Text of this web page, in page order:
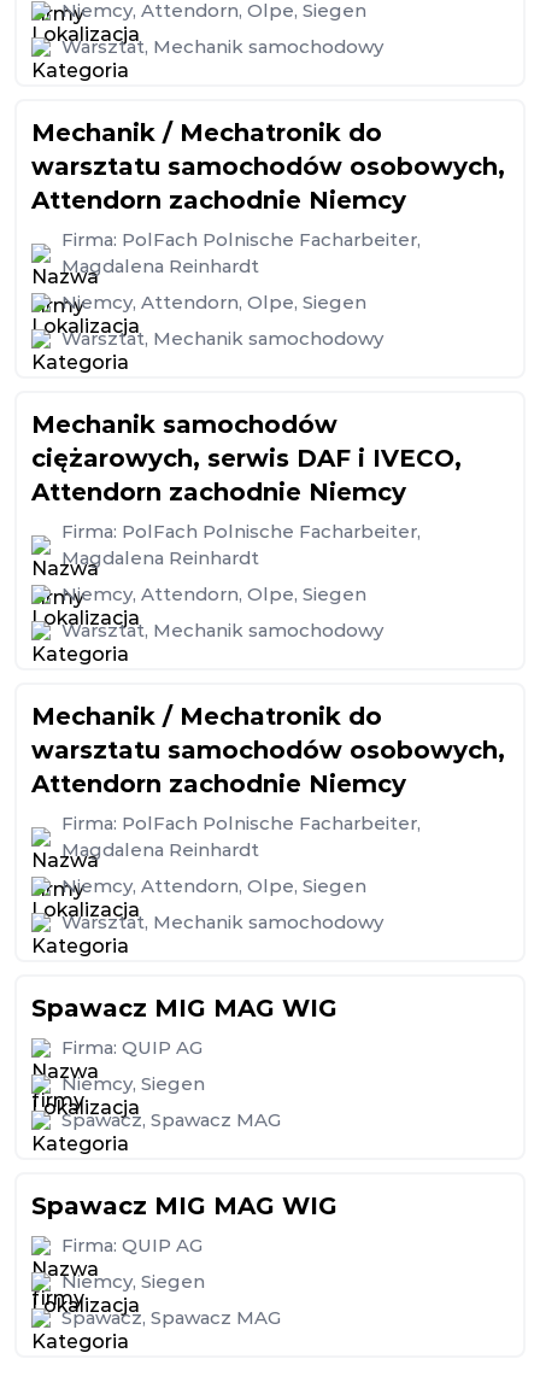
Niemcy, Attendorn, Olpe, Siegen
Warsztat, Mechanik samochodowy
Mechanik / Mechatronik do
warsztatu samochodów osobowych,
Attendorn zachodnie Niemcy
Firma: PolFach Polnische Facharbeiter,
Magdalena Reinhardt
Niemcy, Attendorn, Olpe, Siegen
Warsztat, Mechanik samochodowy
Mechanik samochodów
ciężarowych, serwis DAF i IVECO,
Attendorn zachodnie Niemcy
Firma: PolFach Polnische Facharbeiter,
Magdalena Reinhardt
Niemcy, Attendorn, Olpe, Siegen
Warsztat, Mechanik samochodowy
Mechanik / Mechatronik do
warsztatu samochodów osobowych,
Attendorn zachodnie Niemcy
Firma: PolFach Polnische Facharbeiter,
Magdalena Reinhardt
Niemcy, Attendorn, Olpe, Siegen
Warsztat, Mechanik samochodowy
Spawacz MIG MAG WIG
Firma: QUIP AG
Niemcy, Siegen
Spawacz, Spawacz MAG
Spawacz MIG MAG WIG
Firma: QUIP AG
Niemcy, Siegen
Spawacz, Spawacz MAG